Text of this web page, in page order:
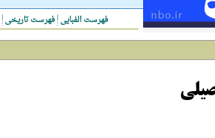
فهرست تاریخی فهرست الفبایی